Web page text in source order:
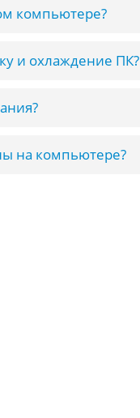
компьютере?
и охлаждение ПК?
на компьютере?